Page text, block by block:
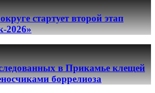
стартует второй этап
2026»
в Прикамье клещей
боррелиоза